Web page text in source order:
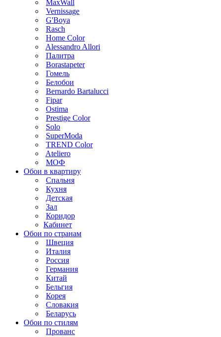
MaxWall
Vernissage
G'Boya
Rasch
Home Color
Alessandro Allori
Палитра
Borastapeter
Гомель
Белобои
Bernardo Bartalucci
Fipar
Ostima
Prestige Color
Solo
SuperModa
TREND Color
Ateliero
МОФ
Обои в квартиру
Спальня
Кухня
Детская
Зал
Коридор
Кабинет
Обои по странам
Швеция
Италия
Россия
Германия
Китай
Бельгия
Корея
Словакия
Беларусь
Обои по стилям
Прованс